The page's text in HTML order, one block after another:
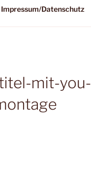
Impressum/Datenschutz
mit-you-